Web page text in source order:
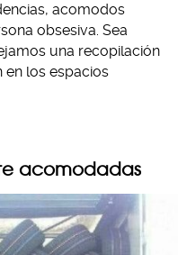
acomodos
obsesiva. Sea
una recopilación
en los espacios
acomodadas